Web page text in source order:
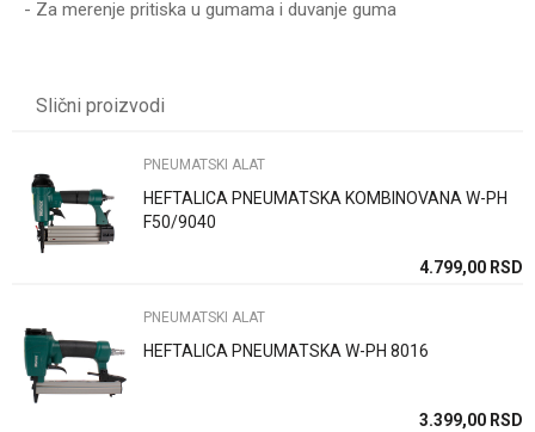
- Za merenje pritiska u gumama i duvanje guma
Poruka
Anti-spam zaštita - izračunajte koliko je 4 + 1 :
Slični proizvodi
PNEUMATSKI ALAT
HEFTALICA PNEUMATSKA KOMBINOVANA W-PH
F50/9040
4.799,00 RSD
PNEUMATSKI ALAT
HEFTALICA PNEUMATSKA W-PH 8016
3.399,00 RSD